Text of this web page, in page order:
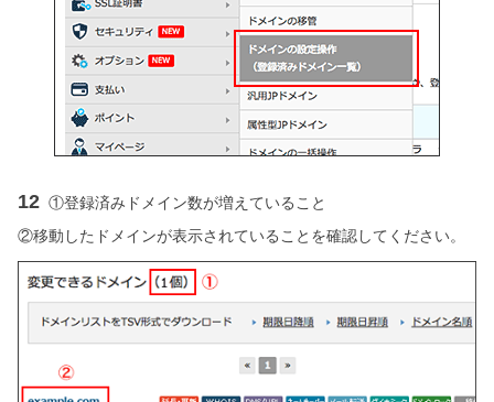
12 ①登録済みドメイン数が増えていること
②移動したドメインが表示されていることを確認してください。